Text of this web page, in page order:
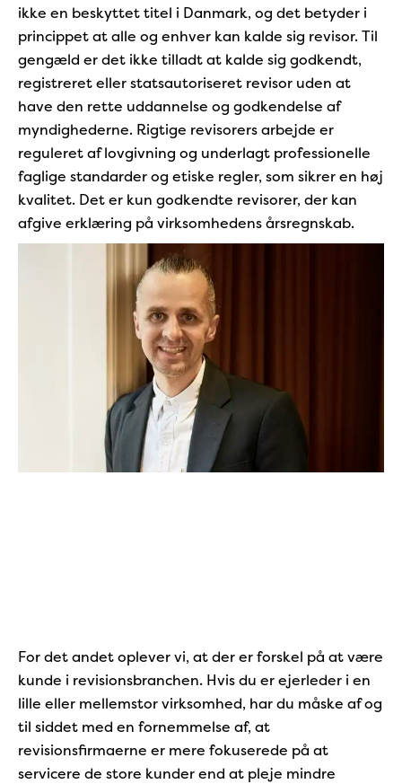
ikke en beskyttet titel i Danmark, og det betyder i
princippet at alle og enhver kan kalde sig revisor. Til
gengæld er det ikke tilladt at kalde sig godkendt,
registreret eller statsautoriseret revisor uden at
have den rette uddannelse og godkendelse af
myndighederne. Rigtige revisorers arbejde er
reguleret af lovgivning og underlagt professionelle
faglige standarder og etiske regler, som sikrer en høj
kvalitet. Det er kun godkendte revisorer, der kan
afgive erklæring på virksomhedens årsregnskab.
For det andet oplever vi, at der er forskel på at være
kunde i revisionsbranchen. Hvis du er ejerleder i en
lille eller mellemstor virksomhed, har du måske af og
til siddet med en fornemmelse af, at
revisionsfirmaerne er mere fokuserede på at
servicere de store kunder end at pleje mindre